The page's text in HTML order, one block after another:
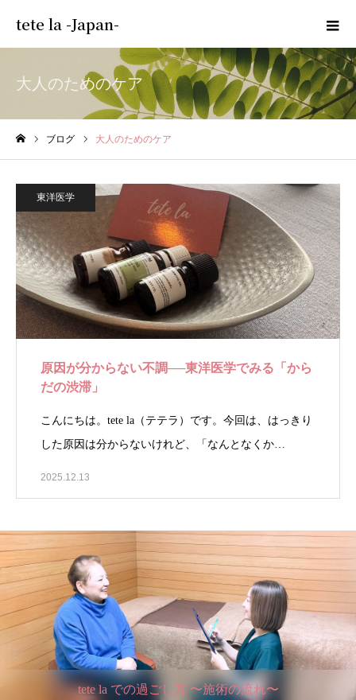
tete la -Japan-
大人のためのケア
ブログ 大人のためのケア
東洋医学
原因が分からない不調──東洋医学でみる「から
だの渋滞」
こんにちは。tete la（テテラ）です。今回は、はっきり
した原因は分からないけれど、「なんとなくか…
2025.12.13
tete la での過ごし方 〜施術の流れ〜